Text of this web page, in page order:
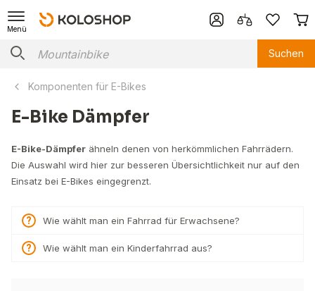
Menü
Suchen
Komponenten für E-Bikes
E-Bike Dämpfer
E-Bike-Dämpfer ähneln denen von herkömmlichen Fahrrädern.
Die Auswahl wird hier zur besseren Übersichtlichkeit nur auf den
Einsatz bei E-Bikes eingegrenzt.
Wie wählt man ein Fahrrad für Erwachsene?
Wie wählt man ein Kinderfahrrad aus?